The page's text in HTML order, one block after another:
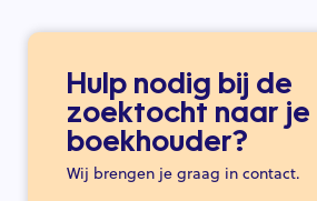
Hulp nodig bij de
zoektocht naar je
boekhouder?
Wij brengen je graag in contact.